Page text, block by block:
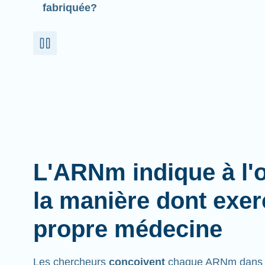
fabriquée?
L'ARNm indique à
la manière dont
propre médecine
Les chercheurs conçoivent chaque ARNm